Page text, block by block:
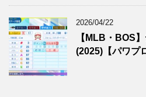
2026/04/22
【MLB・BOS
(2025)【パワプ